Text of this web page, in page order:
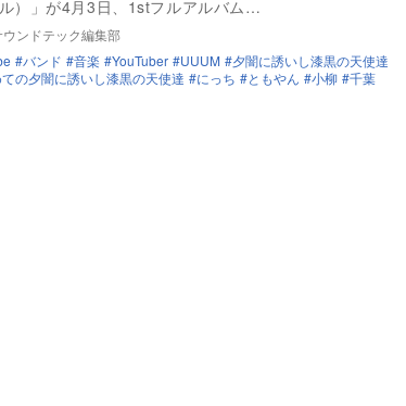
）」が4月3日、1stフルアルバム…
ウンドテック編集部
バンド 音楽 YouTuber UUUM
夕闇に誘いし漆黒の天使達
の夕闇に誘いし漆黒の天使達
にっち ともやん 小柳 千葉